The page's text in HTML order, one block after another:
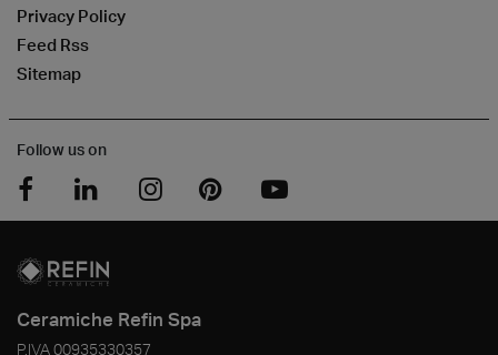
Privacy Policy
Feed Rss
Sitemap
Follow us on
Ceramiche Refin Spa
P.IVA00935330357